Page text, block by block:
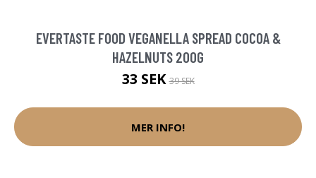
EVERTASTE FOOD VEGANELLA SPREAD COCOA &
HAZELNUTS 200G
33 SEK39 SEK
MER INFO!